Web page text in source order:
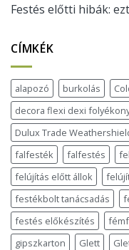
Festés előtti hibák:
CÍMKÉK
alapozó burkolás
decora flexi dexi
Dulux Trade
falfesték
falfestés
felújítás előtt állok
festékbolt tanácsadás
festés előkészítés
gipszkarton
Glett